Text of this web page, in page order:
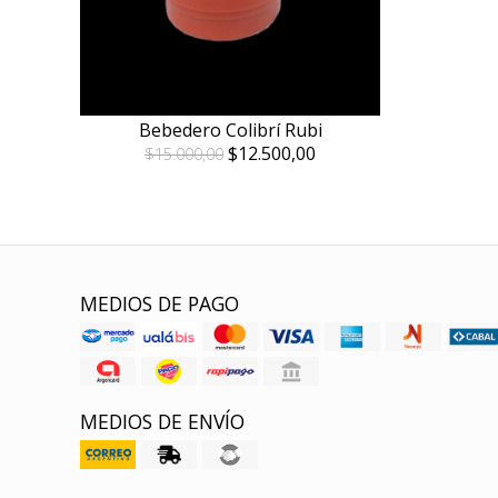
Bebedero Colibrí Rubi
$15.000,00 $12.500,00
MEDIOS DE PAGO
MEDIOS DE ENVÍO